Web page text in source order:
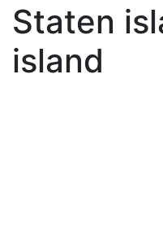
Staten
island